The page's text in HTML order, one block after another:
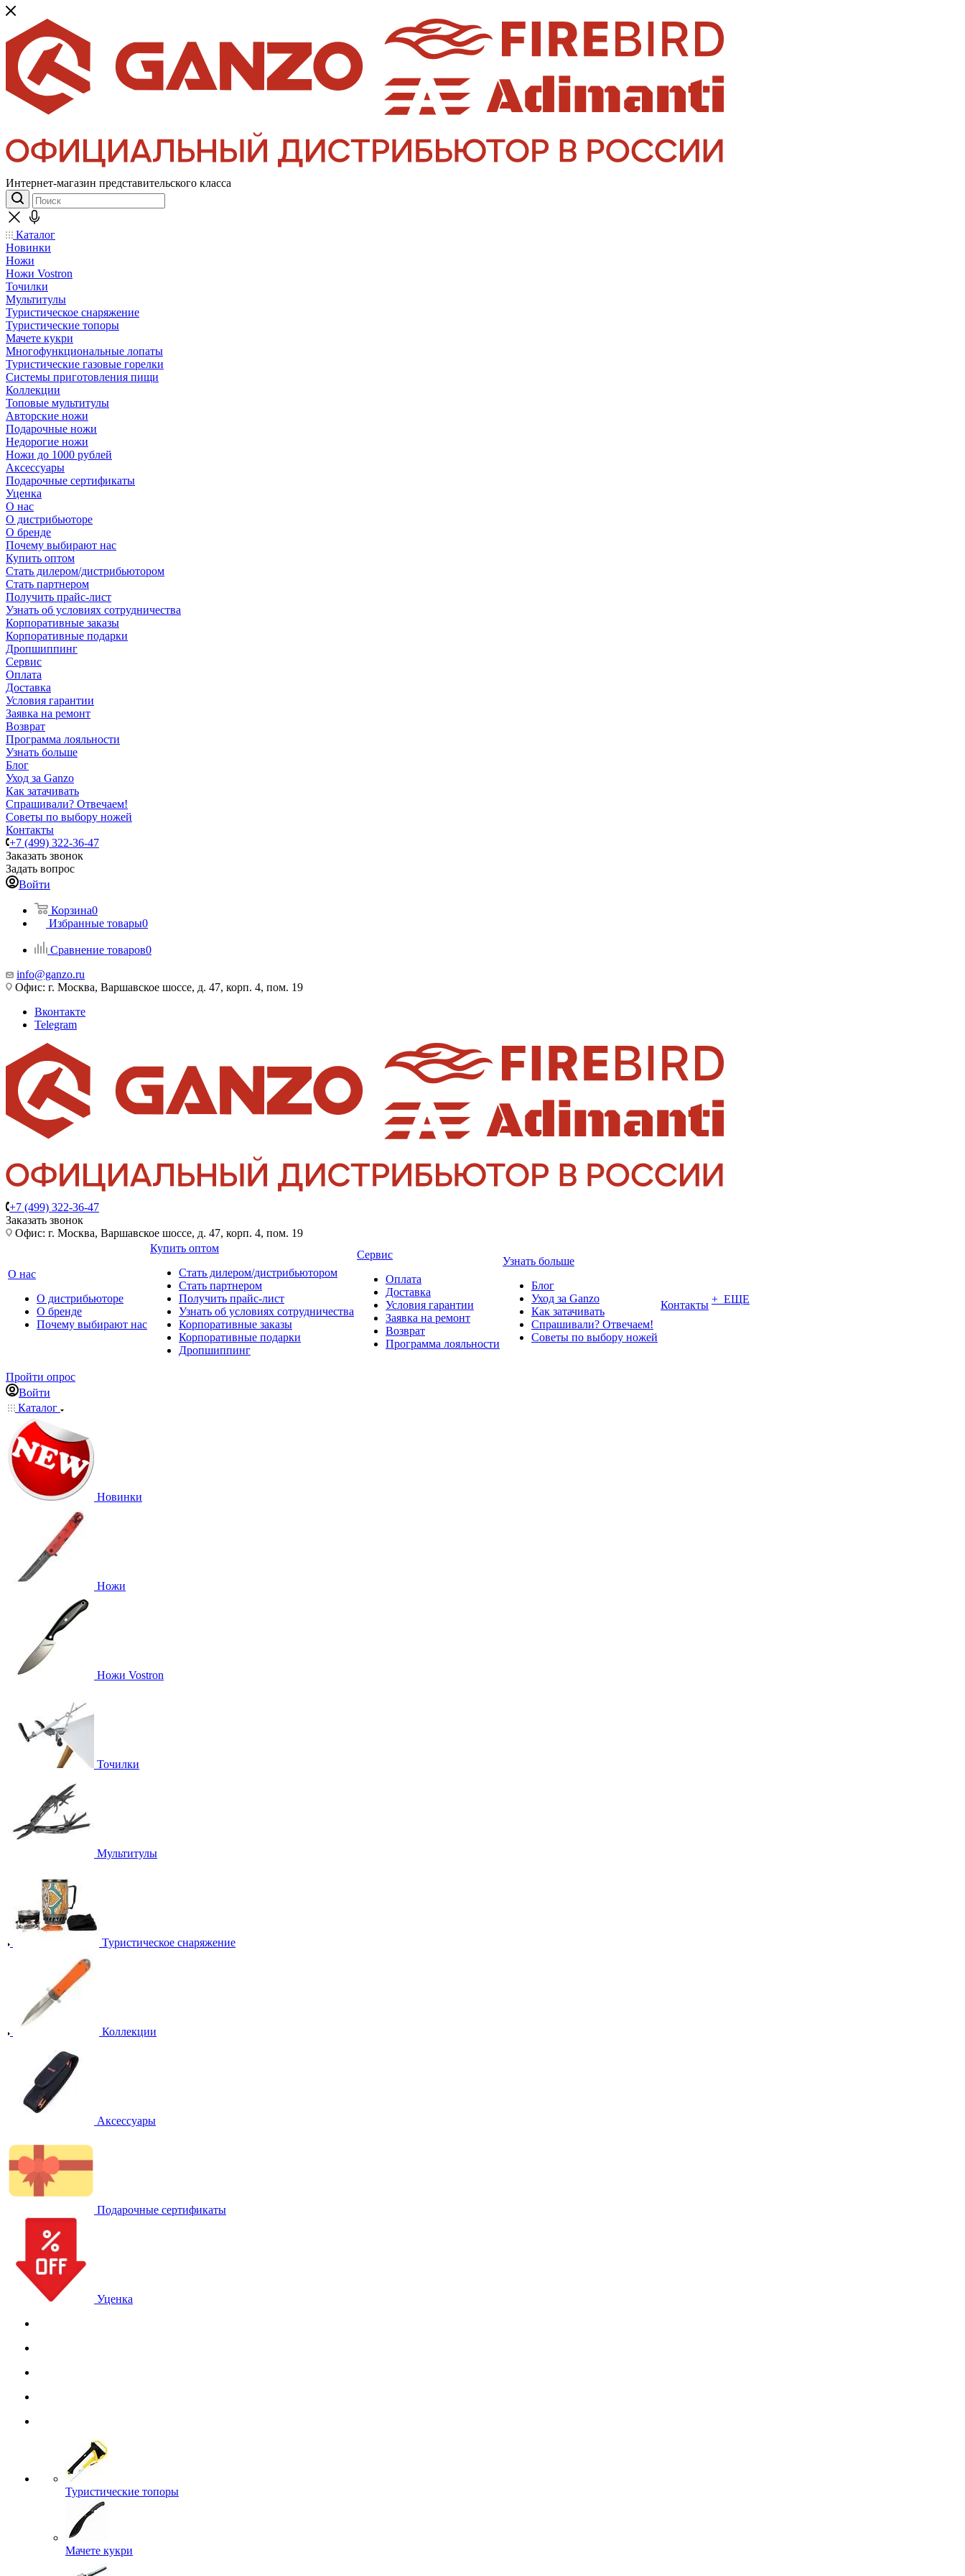
Интернет-магазин представительского класса
Каталог
Новинки
Ножи
Ножи Vostron
Точилки
Мультитулы
Туристическое снаряжение
Туристические топоры
Мачете кукри
Многофункциональные лопаты
Туристические газовые горелки
Системы приготовления пищи
Коллекции
Топовые мультитулы
Авторские ножи
Подарочные ножи
Недорогие ножи
Ножи до 1000 рублей
Аксессуары
Подарочные сертификаты
Уценка
О нас
О дистрибьюторе
О бренде
Почему выбирают нас
Купить оптом
Стать дилером/дистрибьютором
Стать партнером
Получить прайс-лист
Узнать об условиях сотрудничества
Корпоративные заказы
Корпоративные подарки
Дропшиппинг
Сервис
Оплата
Доставка
Условия гарантии
Заявка на ремонт
Возврат
Программа лояльности
Узнать больше
Блог
Уход за Ganzo
Как затачивать
Спрашивали? Отвечаем!
Советы по выбору ножей
Контакты
+7 (499) 322-36-47
Заказать звонок
Задать вопрос
Войти
Корзина0
Избранные товары0
Сравнение товаров0
info@ganzo.ru
Офис: г. Москва, Варшавское шоссе, д. 47, корп. 4, пом. 19
Вконтакте
Telegram
+7 (499) 322-36-47
Заказать звонок
Офис: г. Москва, Варшавское шоссе, д. 47, корп. 4, пом. 19
О нас
О дистрибьюторе
О бренде
Почему выбирают нас
Купить оптом
Стать дилером/дистрибьютором
Стать партнером
Получить прайс-лист
Узнать об условиях сотрудничества
Корпоративные заказы
Корпоративные подарки
Дропшиппинг
Сервис
Оплата
Доставка
Условия гарантии
Заявка на ремонт
Возврат
Программа лояльности
Узнать больше
Блог
Уход за Ganzo
Как затачивать
Спрашивали? Отвечаем!
Советы по выбору ножей
Контакты + ЕЩЕ
Пройти опрос
Войти
Каталог
Новинки
Ножи
Ножи Vostron
Точилки
Мультитулы
Туристическое снаряжение
Коллекции
Аксессуары
Подарочные сертификаты
Уценка
Туристические топоры
Мачете кукри